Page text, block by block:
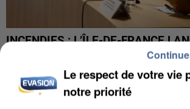
INCENDIES : L’ÎLE-DE-FRANCE
DE SOLIDARITÉ AVEC LES...
Le respect de votre vie
notre priorité